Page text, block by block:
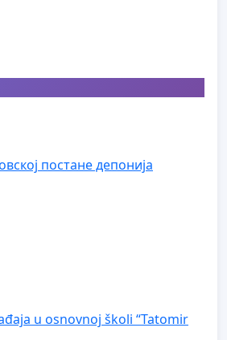
постане депонија
u osnovnoj školi “Tatomir